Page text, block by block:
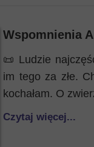
Wspomnienia
📜 Ludzie
im tego za złe.
kochałam. O
Czytaj więcej...